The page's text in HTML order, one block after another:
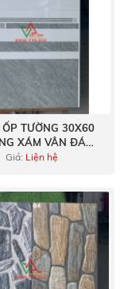
TƯỜNG 30X60
XÁM VÂN ĐÁ
KẺ SỌC TRANG TRÍ
Giá: Liện hệ